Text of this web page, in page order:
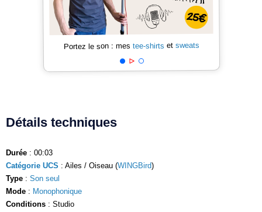
Portez le son : mes tee-shirts et sweats
Détails techniques
Durée : 00:03
Catégorie UCS : Ailes / Oiseau (WINGBird)
Type : Son seul
Mode : Monophonique
Conditions : Studio